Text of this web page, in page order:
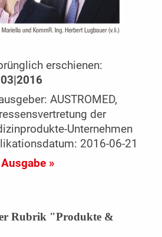
erschienen:
AUSTROMED,
der
Unternehmen
2016-06-21
»
Rubrik "Produkte &